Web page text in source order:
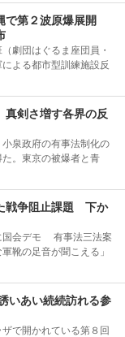
第２波原爆展開
劇団はぐるま座団員・
よる都市型訓練施設反
剣さ増す各界の反
泉政府の有事法制化の
。東京の被爆者と青
戦争阻止課題 下か
国会デモ 有事法三法案
靴の足音が聞こえる」
いあい続続訪れる参
で開かれている第８回